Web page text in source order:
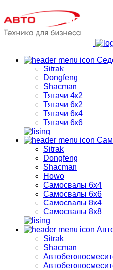
Sitrak
Dongfeng
Shacman
Тягачи 4х2
Тягачи 6х2
Тягачи 6х4
Тягачи 6х6
Sitrak
Dongfeng
Shacman
Howo
Самосвалы 6х4
Самосвалы 6х6
Самосвалы 8х4
Самосвалы 8х8
Sitrak
Shacman